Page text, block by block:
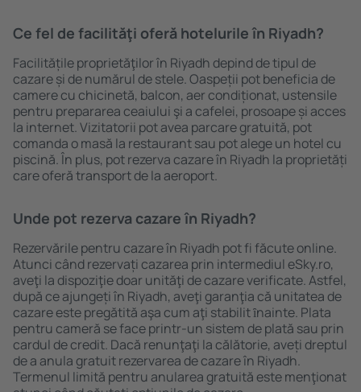
Ce fel de facilităţi oferă hotelurile în Riyadh?
Facilitățile proprietăţilor în Riyadh depind de tipul de
cazare și de numărul de stele. Oaspeții pot beneficia de
camere cu chicinetă, balcon, aer condiționat, ustensile
pentru prepararea ceaiului şi a cafelei, prosoape și acces
la internet. Vizitatorii pot avea parcare gratuită, pot
comanda o masă la restaurant sau pot alege un hotel cu
piscină. În plus, pot rezerva cazare în Riyadh la proprietăți
care oferă transport de la aeroport.
Unde pot rezerva cazare în Riyadh?
Rezervările pentru cazare în Riyadh pot fi făcute online.
Atunci când rezervați cazarea prin intermediul eSky.ro,
aveţi la dispoziţie doar unităţi de cazare verificate. Astfel,
după ce ajungeți în Riyadh, aveţi garanţia că unitatea de
cazare este pregătită aşa cum aţi stabilit ȋnainte. Plata
pentru cameră se face printr-un sistem de plată sau prin
cardul de credit. Dacă renunţaţi la călătorie, aveți dreptul
de a anula gratuit rezervarea de cazare în Riyadh.
Termenul limită pentru anularea gratuită este menţionat